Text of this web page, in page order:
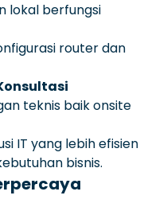
lokal berfungsi
router dan
teknis baik onsite
IT yang lebih efisien
bisnis.